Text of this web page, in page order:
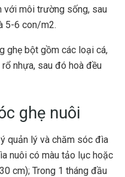
với môi trường sống, sau
5-6 con/m2.
ghẹ bột gồm các loại cá,
nhựa, sau đó hoà đều
ghẹ nuôi
quản lý và chăm sóc đìa
nuôi có màu tảo lục hoặc
cm); Trong 1 tháng đầu